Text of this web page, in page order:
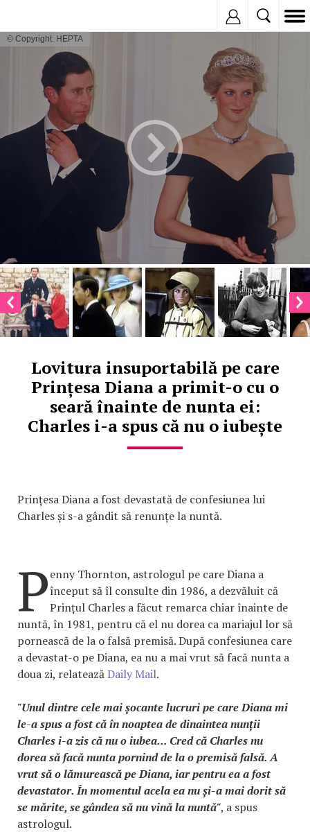
© Copyright: HEPTA
Lovitura insuportabilă pe care
Prințesa Diana a primit-o cu o
seară înainte de nunta ei:
Charles i-a spus că nu o iubește
Prințesa Diana a fost devastată de confesiunea lui
Charles și s-a gândit să renunțe la nuntă.
Penny Thornton, astrologul pe care Diana a
început să îl consulte din 1986, a dezvăluit că
Prințul Charles a făcut remarca chiar înainte de
nuntă, în 1981, pentru că el nu dorea ca mariajul lor să
pornească de la o falsă premisă. După confesiunea care
a devastat-o pe Diana, ea nu a mai vrut să facă nunta a
doua zi, relateazăDaily Mail.
"Unul dintre cele mai șocante lucruri pe care Diana mi
le-a spus a fost că în noaptea de dinaintea nunții
Charles i-a zis că nu o iubea... Cred că Charles nu
dorea să facă nunta pornind de la o premisă falsă. A
vrut să o lămurească pe Diana, iar pentru ea a fost
devastator. În momentul acela ea nu și-a mai dorit să
se mărite, se gândea să nu vină la nuntă", a spus
astrologul.